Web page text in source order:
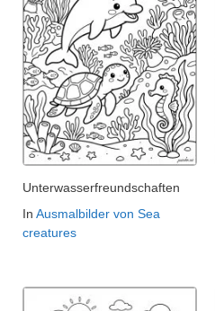
Unterwasserfreundschaften
In Ausmalbilder von Sea
creatures